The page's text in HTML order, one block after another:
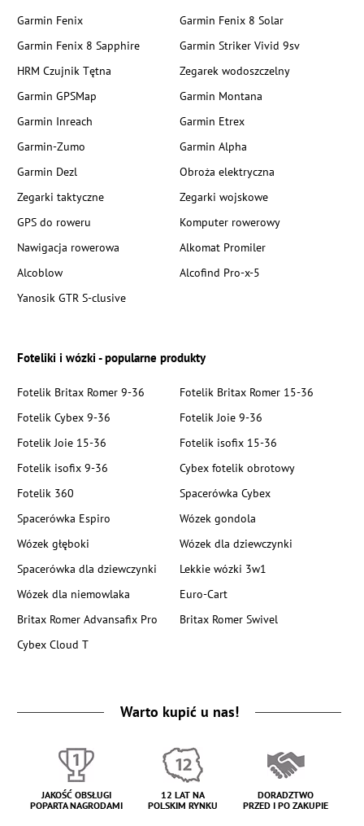
Garmin Fenix
Garmin Fenix 8 Solar
Garmin Fenix 8 Sapphire
Garmin Striker Vivid 9sv
HRM Czujnik Tętna
Zegarek wodoszczelny
Garmin GPSMap
Garmin Montana
Garmin Inreach
Garmin Etrex
Garmin-Zumo
Garmin Alpha
Garmin Dezl
Obroża elektryczna
Zegarki taktyczne
Zegarki wojskowe
GPS do roweru
Komputer rowerowy
Nawigacja rowerowa
Alkomat Promiler
Alcoblow
Alcofind Pro-x-5
Yanosik GTR S-clusive
Foteliki i wózki - popularne produkty
Fotelik Britax Romer 9-36
Fotelik Britax Romer 15-36
Fotelik Cybex 9-36
Fotelik Joie 9-36
Fotelik Joie 15-36
Fotelik isofix 15-36
Fotelik isofix 9-36
Cybex fotelik obrotowy
Fotelik 360
Spacerówka Cybex
Spacerówka Espiro
Wózek gondola
Wózek głęboki
Wózek dla dziewczynki
Spacerówka dla dziewczynki
Lekkie wózki 3w1
Wózek dla niemowlaka
Euro-Cart
Britax Romer Advansafix Pro
Britax Romer Swivel
Cybex Cloud T
Warto kupić u nas!
JAKOŚĆ OBSŁUGI
POPARTA NAGRODAMI
12 LAT NA
POLSKIM RYNKU
DORADZTWO
PRZED I PO ZAKUPIE